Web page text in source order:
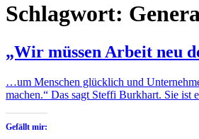
Schlagwort:
„Wir müssen Arbeit neu
…um Menschen glücklich und
machen.“ Das sagt Steffi Burkhart. Sie ist
Gefällt mir: